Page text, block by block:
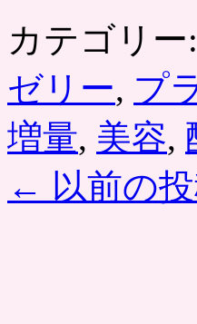
カテゴリー:
ゼリー, プ
増量, 美容,
← 以前の